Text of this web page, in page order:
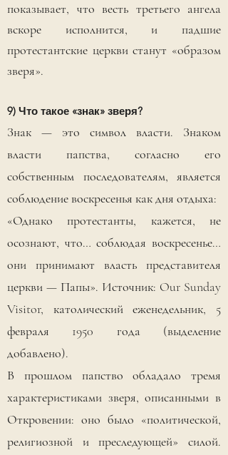
показывает, что весть третьего ангела
вскоре исполнится, и падшие
протестантские церкви станут «образом
зверя».
9) Что такое «знак» зверя?
Знак — это символ власти. Знаком
власти папства, согласно его
собственным последователям, является
соблюдение воскресенья как дня отдыха:
«Однако протестанты, кажется, не
осознают, что… соблюдая воскресенье…
они принимают власть представителя
церкви — Папы». Источник: Our Sunday
Visitor, католический еженедельник, 5
февраля 1950 года (выделение
добавлено).
В прошлом папство обладало тремя
характеристиками зверя, описанными в
Откровении: оно было «политической,
религиозной и преследующей» силой.